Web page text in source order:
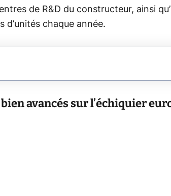
de R&D du constructeur, ainsi
d’unités chaque année.
avancés sur l’échiquier